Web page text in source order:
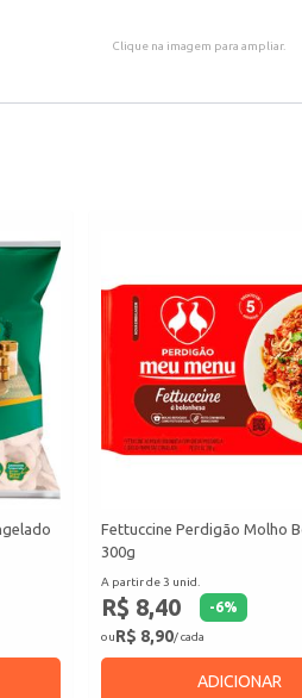
Clique na imagem para ampliar.
Fettuccine Perdigão Molho
300g
A partir de 3 unid.
R$ 8,40 -6%
ouR$ 8,90/ cada
ADICIONAR